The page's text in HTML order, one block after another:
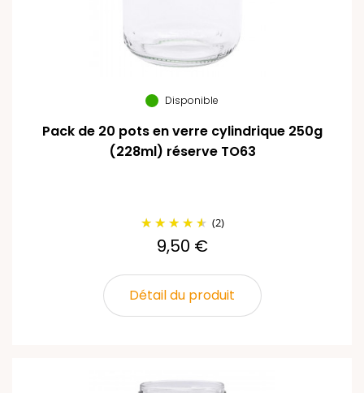
Disponible
Pack de 20 pots en verre cylindrique 250g
(228ml) réserve TO63
(2)
9,50 €
Détail du produit